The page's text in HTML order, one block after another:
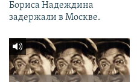
Бориса Надеждина
задержали в Москве.